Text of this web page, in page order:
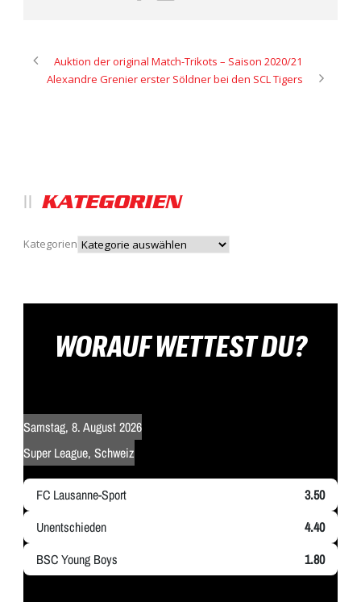
Auktion der original Match-Trikots – Saison 2020/21
Alexandre Grenier erster Söldner bei den SCL Tigers
KATEGORIEN
Kategorien